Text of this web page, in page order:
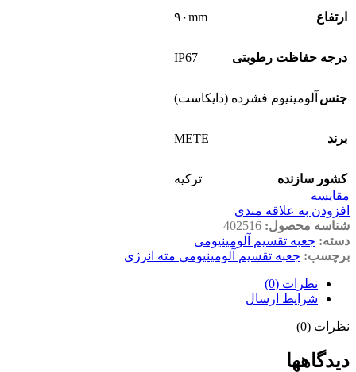
ارتفاع ۹۰mm
درجه حفاظت رطوبتی IP67
جنس آلومینیوم فشرده (دایکاست)
برند METE
کشور سازنده
ترکیه
مقايسه
افزودن به علاقه مندی
شناسه محصول: 402516
دسته: جعبه تقسیم آلومینیومی
برچسب: جعبه تقسیم آلومینیومی مته انرژی
نظرات (0)
شرایط ارسال
نظرات (0)
دیدگاهها